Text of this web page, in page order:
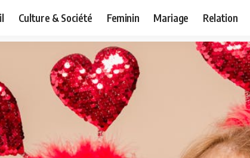
Culture & Société Feminin Mariage Relation